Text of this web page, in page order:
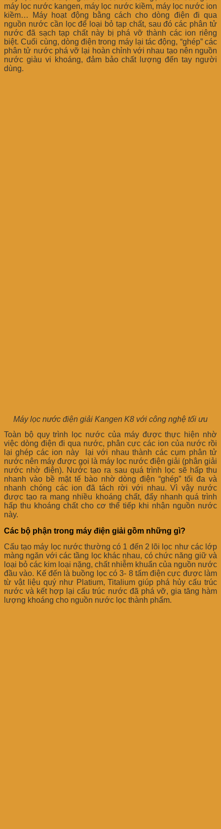
máy lọc nước kangen, máy lọc nước kiềm, máy lọc nước ion
kiềm… Máy hoạt động bằng cách cho dòng điện đi qua
nguồn nước cần lọc để loại bỏ tạp chất, sau đó các phân tử
nước đã sạch tạp chất này bị phá vỡ thành các ion riêng
biệt. Cuối cùng, dòng điện trong máy lại tác động, “ghép” các
phân tử nước phá vỡ lại hoàn chỉnh với nhau tạo nên nguồn
nước giàu vi khoáng, đảm bảo chất lượng đến tay người
dùng.
Máy lọc nước điện giải Kangen K8 với công nghệ tối ưu
Toàn bộ quy trình lọc nước của máy được thực hiện nhờ
việc dòng điện đi qua nước, phân cực các ion của nước rồi
lại ghép các ion này lại với nhau thành các cụm phân tử
nước nên máy được gọi là máy lọc nước điện giải (phân giải
nước nhờ điện). Nước tạo ra sau quá trình lọc sẽ hấp thu
nhanh vào bề mặt tế bào nhờ dòng điện “ghép” tối đa và
nhanh chóng các ion đã tách rời với nhau. Vì vậy nước
được tạo ra mang nhiều khoáng chất, đẩy nhanh quá trình
hấp thu khoáng chất cho cơ thể tiếp khi nhận nguồn nước
này.
Các bộ phận trong máy điện giải gồm những gì?
Cấu tạo máy lọc nước thường có 1 đến 2 lõi lọc như các lớp
màng ngăn với các tầng lọc khác nhau, có chức năng giữ và
loại bỏ các kim loại nặng, chất nhiễm khuẩn của nguồn nước
đầu vào. Kế đến là buồng lọc có 3- 8 tấm điện cực được làm
từ vật liệu quý như Platium, Titalium giúp phá hủy cấu trúc
nước và kết hợp lại cấu trúc nước đã phá vỡ, gia tăng hàm
lượng khoáng cho nguồn nước lọc thành phẩm.